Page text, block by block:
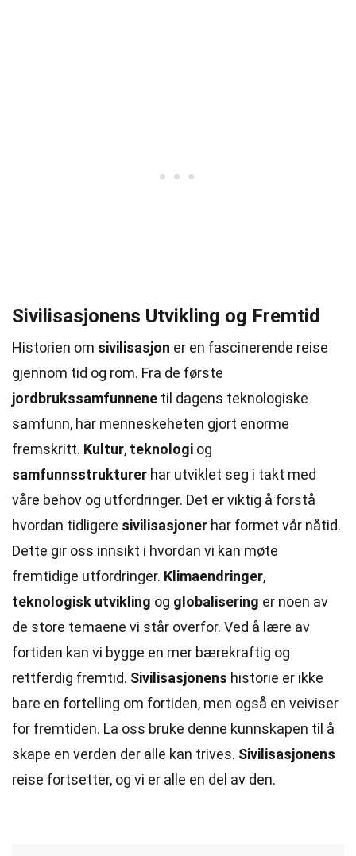
Sivilisasjonens Utvikling og Fremtid
Historien om sivilisasjon er en fascinerende reise
gjennom tid og rom. Fra de første
jordbrukssamfunnene til dagens teknologiske
samfunn, har menneskeheten gjort enorme
fremskritt. Kultur, teknologi og
samfunnsstrukturer har utviklet seg i takt med
våre behov og utfordringer. Det er viktig å forstå
hvordan tidligere sivilisasjoner har formet vår nåtid.
Dette gir oss innsikt i hvordan vi kan møte
fremtidige utfordringer. Klimaendringer,
teknologisk utvikling og globalisering er noen av
de store temaene vi står overfor. Ved å lære av
fortiden kan vi bygge en mer bærekraftig og
rettferdig fremtid. Sivilisasjonens historie er ikke
bare en fortelling om fortiden, men også en veiviser
for fremtiden. La oss bruke denne kunnskapen til å
skape en verden der alle kan trives. Sivilisasjonens
reise fortsetter, og vi er alle en del av den.